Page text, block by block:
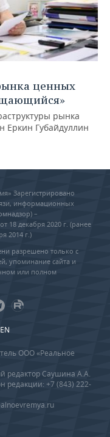
ценных
рынка
Еркин Губайдуллин
Зарегистрировано
информационных
–
18 декабря 2020 г. (ранее
2014 г.)
разрешено только с
упоминание сайта и
или полном
EN
ООО «Реальное
редактор Саушина А.А.
редакции: +7 (843) 222-